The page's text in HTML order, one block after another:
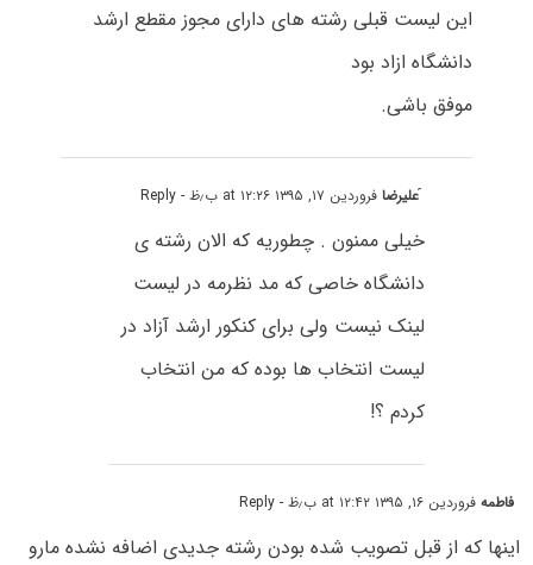
این لیست قبلی رشته های دارای مجوز مقطع ارشد
دانشگاه ازاد بود
موفق باشی.
َعلیرضافروردین ۱۷, ۱۳۹۵ at ۱۲:۲۶ ب٫ظ - Reply
خیلی ممنون . چطوریه که الان رشته ی
دانشگاه خاصی که مد نظرمه در لیست
لینک نیست ولی برای کنکور ارشد آزاد در
لیست انتخاب ها بوده که من انتخاب
کردم ؟!
فاطمهفروردین ۱۶, ۱۳۹۵ at ۱۲:۴۲ ب٫ظ - Reply
اینها که از قبل تصویب شده بودن رشته جدیدی اضافه نشده مارو